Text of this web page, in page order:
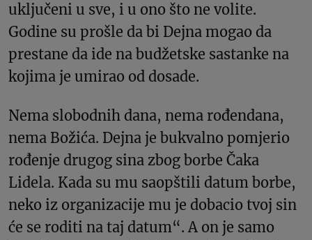
uključeni u sve, i u ono što ne volite.
Godine su prošle da bi Dejna mogao da
prestane da ide na budžetske sastanke na
kojima je umirao od dosade.
Nema slobodnih dana, nema rođendana,
nema Božića. Dejna je bukvalno pomjerio
rođenje drugog sina zbog borbe Čaka
Lidela. Kada su mu saopštili datum borbe,
neko iz organizacije mu je dobacio tvoj sin
će se roditi na taj datum“. A on je samo